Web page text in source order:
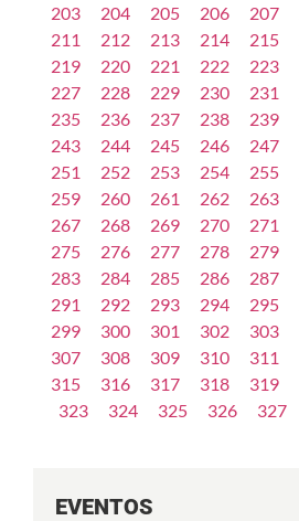
203
204 205 206 207
211
212 213 214 215
219
220 221 222 223
227
228 229 230 231
235
236 237 238 239
243
244 245 246 247
251
252 253 254 255
259
260 261 262 263
267
268 269 270 271
275
276 277 278 279
283
284 285 286 287
291
292 293 294 295
299
300 301 302 303
307
308 309 310 311
315
316 317 318 319
323
324 325 326 327
EVENTOS